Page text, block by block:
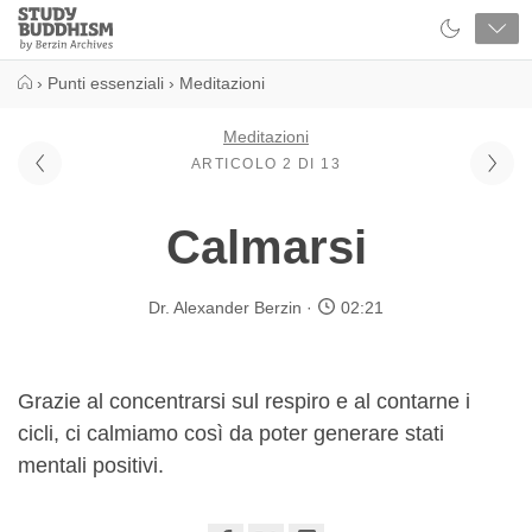
Close
Study
Buddhism
› Punti essenziali › Meditazioni
Meditazioni
ARTICOLO 2 DI 13
Calmarsi
Dr. Alexander Berzin 02:21
Grazie al concentrarsi sul respiro e al contarne i
cicli, ci calmiamo così da poter generare stati
mentali positivi.